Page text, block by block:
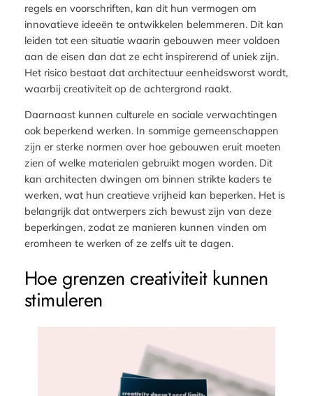
regels en voorschriften, kan dit hun vermogen om
innovatieve ideeën te ontwikkelen belemmeren. Dit kan
leiden tot een situatie waarin gebouwen meer voldoen
aan de eisen dan dat ze echt inspirerend of uniek zijn.
Het risico bestaat dat architectuur eenheidsworst wordt,
waarbij creativiteit op de achtergrond raakt.
Daarnaast kunnen culturele en sociale verwachtingen
ook beperkend werken. In sommige gemeenschappen
zijn er sterke normen over hoe gebouwen eruit moeten
zien of welke materialen gebruikt mogen worden. Dit
kan architecten dwingen om binnen strikte kaders te
werken, wat hun creatieve vrijheid kan beperken. Het is
belangrijk dat ontwerpers zich bewust zijn van deze
beperkingen, zodat ze manieren kunnen vinden om
eromheen te werken of ze zelfs uit te dagen.
Hoe grenzen creativiteit kunnen
stimuleren